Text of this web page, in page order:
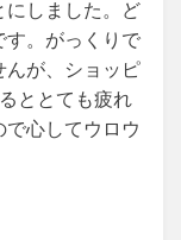
にしました。ど
す。がっくりで
んが、ショッピ
ととても疲れ
で心してウロウ